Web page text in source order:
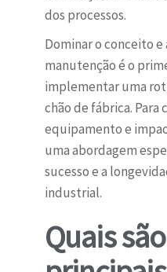
dos processos.
Dominar o conceito e
manutenção é o
implementar uma
chão de fábrica. Para
equipamento e
uma abordagem
sucesso e a
industrial.
Quais